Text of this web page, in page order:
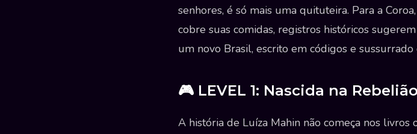
senhores, é só mais uma quituteira. Para a
cobre suas comidas, registros históricos
um novo Brasil, escrito em códigos e sussurrado
🎮 LEVEL 1: Nascida na Rebelião
A história de Luíza Mahin não começa nos